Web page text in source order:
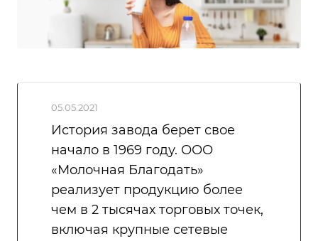
05.05.2021
История завода берет свое
начало в 1969 году. ООО
«Молочная Благодать»
реализует продукцию более
чем в 2 тысячах торговых точек,
включая крупные сетевые